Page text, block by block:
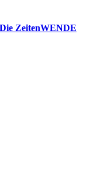
ZeitenWENDE